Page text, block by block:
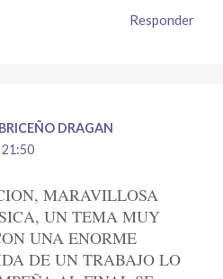
Responder
DRAGAN
MARAVILLOSA
UN TEMA MUY
UNA ENORME
DE UN TRABAJO LO